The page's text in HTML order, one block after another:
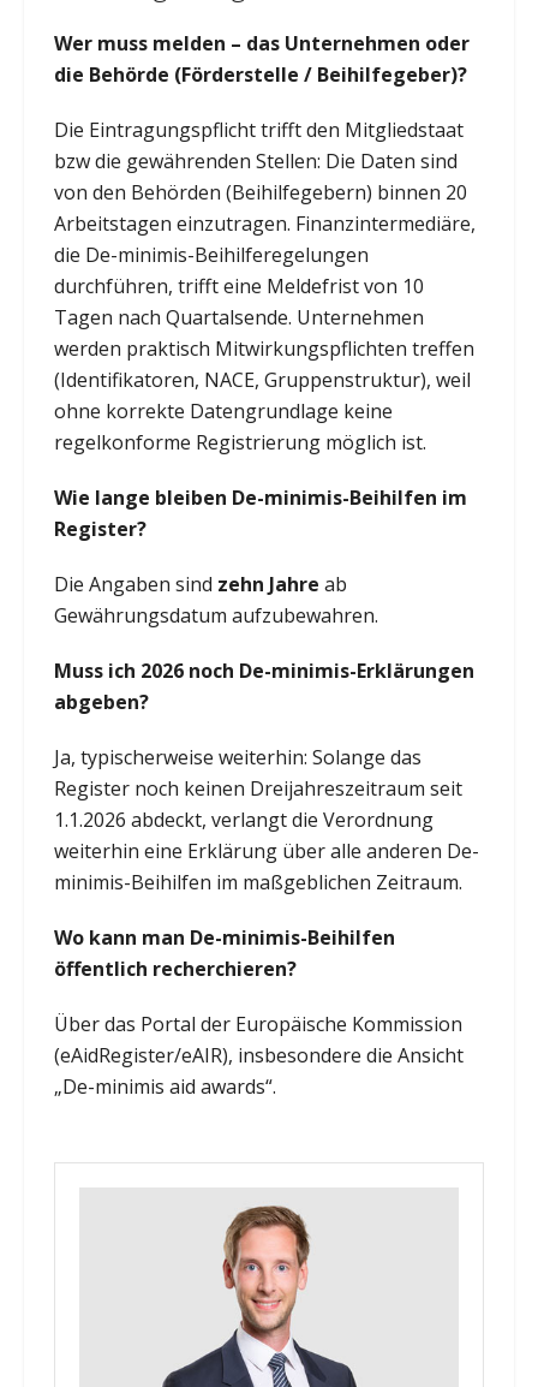
Wer muss melden – das Unternehmen oder
die Behörde (Förderstelle / Beihilfegeber)?
Die Eintragungspflicht trifft den Mitgliedstaat
bzw die gewährenden Stellen: Die Daten sind
von den Behörden (Beihilfegebern) binnen 20
Arbeitstagen einzutragen. Finanzintermediäre,
die De-minimis-Beihilferegelungen
durchführen, trifft eine Meldefrist von 10
Tagen nach Quartalsende. Unternehmen
werden praktisch Mitwirkungspflichten treffen
(Identifikatoren, NACE, Gruppenstruktur), weil
ohne korrekte Datengrundlage keine
regelkonforme Registrierung möglich ist.
Wie lange bleiben De-minimis-Beihilfen im
Register?
Die Angaben sind zehn Jahre ab
Gewährungsdatum aufzubewahren.
Muss ich 2026 noch De-minimis-Erklärungen
abgeben?
Ja, typischerweise weiterhin: Solange das
Register noch keinen Dreijahreszeitraum seit
1.1.2026 abdeckt, verlangt die Verordnung
weiterhin eine Erklärung über alle anderen De-
minimis-Beihilfen im maßgeblichen Zeitraum.
Wo kann man De-minimis-Beihilfen
öffentlich recherchieren?
Über das Portal der Europäische Kommission
(eAidRegister/eAIR), insbesondere die Ansicht
„De-minimis aid awards“.